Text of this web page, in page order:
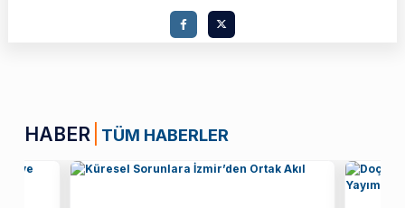
HABER TÜM HABERLER